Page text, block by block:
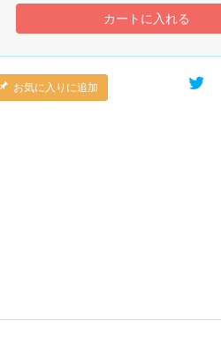
カートに入れる
お気に入りに追加